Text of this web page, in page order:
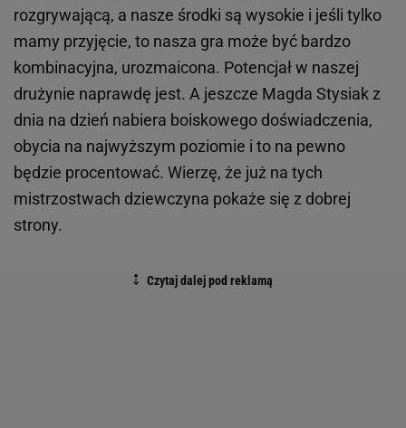
rozgrywającą, a nasze środki są wysokie i jeśli tylko
mamy przyjęcie, to nasza gra może być bardzo
kombinacyjna, urozmaicona. Potencjał w naszej
drużynie naprawdę jest. A jeszcze Magda Stysiak z
dnia na dzień nabiera boiskowego doświadczenia,
obycia na najwyższym poziomie i to na pewno
będzie procentować. Wierzę, że już na tych
mistrzostwach dziewczyna pokaże się z dobrej
strony.